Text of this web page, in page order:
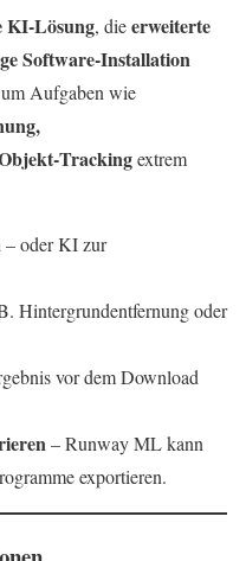
KI‑Lösung, dieerweiterte
Software‑Installation
Aufgaben wie
extrem
– oder KI zur
Hintergrundentfernung oder
vor dem Download
– Runway ML kann
exportieren.